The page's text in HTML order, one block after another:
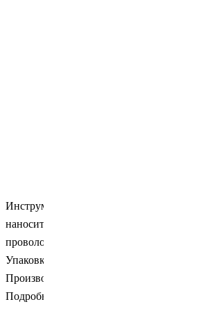
Инструмент для формирования уступов
наносить изгибы на дугу не вынимая ее
проволоки сечением до .020
Упаковка: 1 шт.
Производитель: HLW (Германия)
Подробности